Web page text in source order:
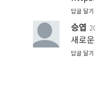
답글 달기
승엽
새로
답글 달기